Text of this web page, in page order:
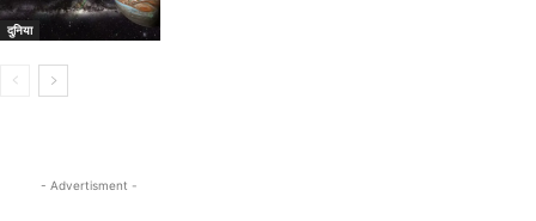
दुनिया
- Advertisment -